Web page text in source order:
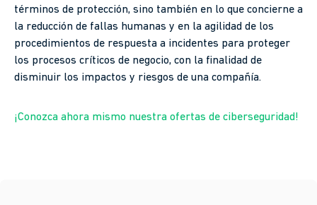
términos de protección, sino también en lo que concierne a
la reducción de fallas humanas y en la agilidad de los
procedimientos de respuesta a incidentes para proteger
los procesos críticos de negocio, con la finalidad de
disminuir los impactos y riesgos de una compañía.
¡Conozca ahora mismo nuestra ofertas de ciberseguridad!